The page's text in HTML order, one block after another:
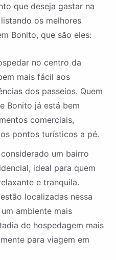
que deseja gastar na
os melhores
Bonito, que são eles:
no centro da
mais fácil aos
dos passeios. Quem
Bonito já está bem
comerciais,
pontos turísticos a pé.
considerado um bairro
ideal para quem
e tranquila.
localizadas nessa
ambiente mais
de hospedagem mais
para viagem em